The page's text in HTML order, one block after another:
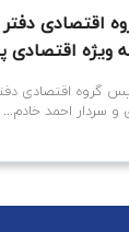
اقتصادی
ویژه اقتصادی
گروه اقتصادی
و سردار احمد خادم...